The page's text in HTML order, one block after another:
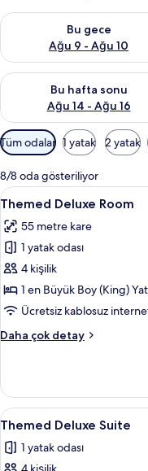
Bu gece
Ağu 9 - Ağu 10
Bu gece için müsaitliği
Bu hafta sonu
Ağu 14 - Ağu 16
Bu hafta sonu için
Odalar
için
mevcut
filtreler
Tüm odalar 1 yatak 2 yatak
8/8 oda gösteriliyor
Themed
Deluxe
Room
için
tüm
fotoğrafları
görün
18
Themed Deluxe Room
55 metre kare
1 yatak odası
4 kişilik
1 en Büyük Boy (King)
Ücretsiz kablosuz
Daha çok detay
Themed
daha
fazla
detay
Themed
Deluxe
Suite
14
Themed Deluxe Suite
1 yatak odası